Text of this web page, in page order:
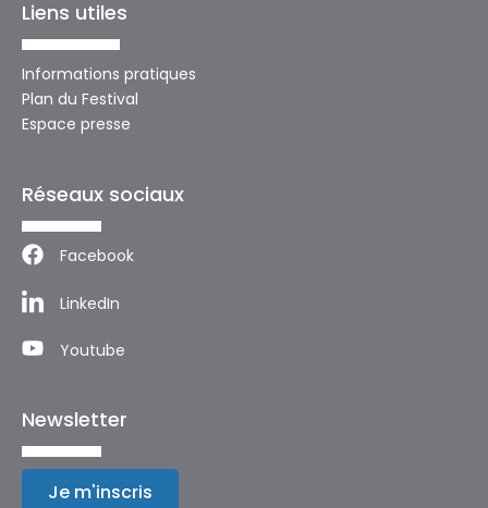
Liens utiles
Informations pratiques
Plan du Festival
Espace presse
Réseaux sociaux
Facebook
LinkedIn
Youtube
Newsletter
Je m'inscris